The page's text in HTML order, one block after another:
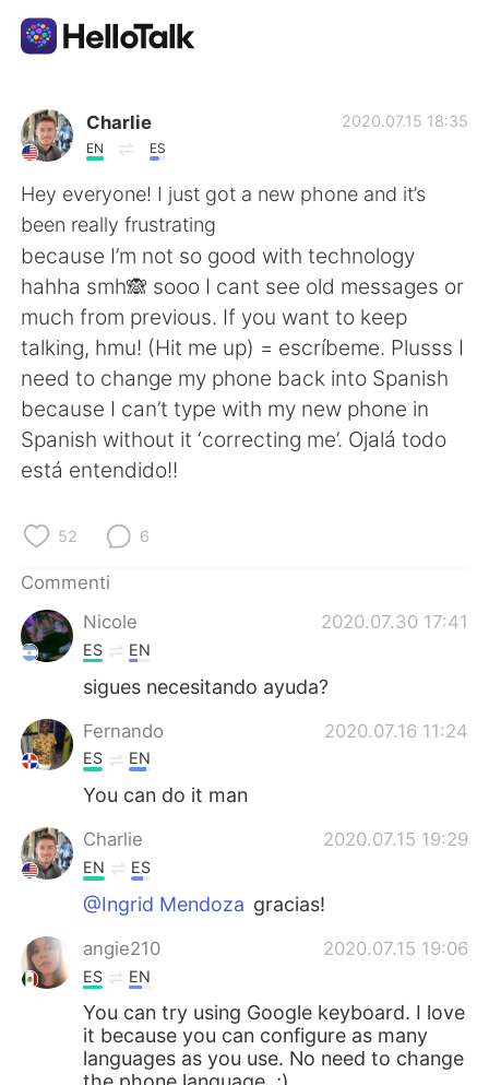
App di scambio linguistico
AI Grammar Checker
Italiano
English 简体中文
繁體中文 Español
العربية Français
ไทย
Türkçe
Português
Charlie
EN ES
2020.07.15 18:35
Hey everyone! I just got a new phone and it’s
been really frustrating
because I’m not so good with technology
hahha smh🙈 sooo I cant see old messages or
much from previous. If you want to keep
talking, hmu! (Hit me up) = escríbeme. Plusss I
need to change my phone back into Spanish
because I can’t type with my new phone in
Spanish without it ‘correcting me’. Ojalá todo
está entendido!!
52 6
Commenti
Nicole
2020.07.30 17:41
ES EN
sigues necesitando ayuda?
Fernando 2020.07.16 11:24
ES EN
You can do it man
Charlie 2020.07.15 19:29
EN ES
@Ingrid Mendoza gracias!
angie210 2020.07.15 19:06
ES EN
You can try using Google keyboard. I love
it because you can configure as many
languages as you use. No need to change